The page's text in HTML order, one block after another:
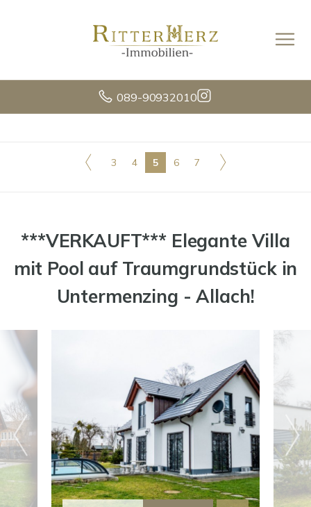
089-90932010
3 4 5 6 7
***VERKAUFT*** Elegante Villa
mit Pool auf Traumgrundstück in
Untermenzing - Allach!